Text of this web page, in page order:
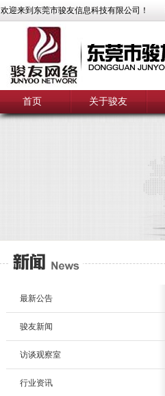
欢迎来到东莞市骏友信息科技有限公司！
首页 关于骏友
最新公告
骏友新闻
访谈观察室
行业资讯